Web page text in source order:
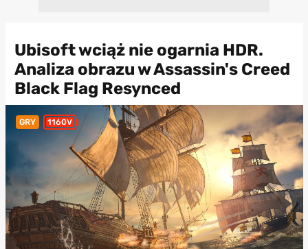
Ubisoft wciąż nie ogarnia HDR.
Analiza obrazu w Assassin's Creed
Black Flag Resynced
GRY 1160V